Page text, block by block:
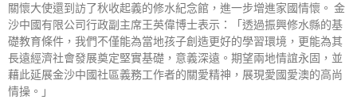
關懷大使還到訪了秋收起義的修水紀念館，進一步增進家國情懷。 金
沙中國有限公司行政副主席王英偉博士表示：「透過振興修水縣的基
礎教育條件，我們不僅能為當地孩子創造更好的學習環境，更能為其
長遠經濟社會發展奠定堅實基礎，意義深遠。期望兩地情誼永固，並
藉此延展金沙中國社區義務工作者的關愛精神，展現愛國愛澳的高尚
情操。」